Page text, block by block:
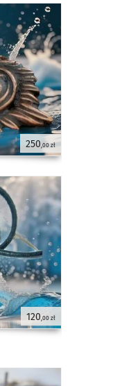
250,00 zł
120,00 zł